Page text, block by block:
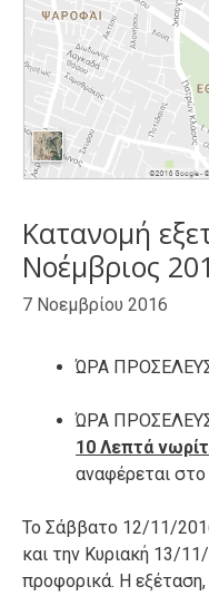
Κατανομή
Νοέμβριος
7 Νοεμβρίου 2016
ΏΡΑ
ΏΡΑ
10 Λεπτά
αναφέρεται
Το Σάββατο 12/11/
και την Κυριακή 13/
προφορικά. Η